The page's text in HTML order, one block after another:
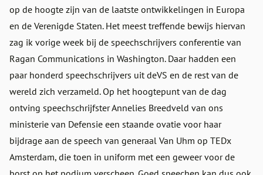
op de hoogte zijn van de laatste ontwikkelingen in Europa
en de Verenigde Staten. Het meest treffende bewijs hiervan
zag ik vorige week bij de speechschrijvers conferentie van
Ragan Communications in Washington. Daar hadden een
paar honderd speechschrijvers uit deVS en de rest van de
wereld zich verzameld. Op het hoogtepunt van de dag
ontving speechschrijfster Annelies Breedveld van ons
ministerie van Defensie een staande ovatie voor haar
bijdrage aan de speech van generaal Van Uhm op TEDx
Amsterdam, die toen in uniform met een geweer voor de